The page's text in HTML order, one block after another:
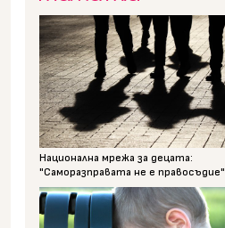
Национална мрежа за децата:
"Саморазправата не е правосъдие"